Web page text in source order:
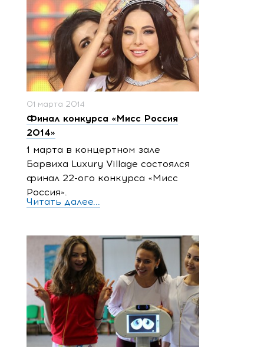
01 марта 2014
Финал конкурса «Мисс Россия
2014»
1 марта в концертном зале
Барвиха Luxury Village состоялся
финал 22-ого конкурса «Мисс
Россия».
Читать далее...